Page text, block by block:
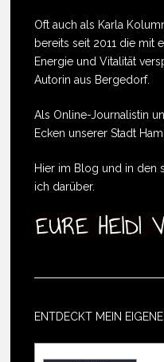
Oft auch als Karla
bereits seit 2011 die mit
Energie und Vitalität
Autorin aus Bergedorf.
Als Online-Journalistin
Ecken unserer Stadt
Hier im Blog und in den
ich darüber.
ENTDECKT MEIN